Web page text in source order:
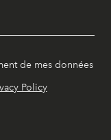
de mes données
Policy